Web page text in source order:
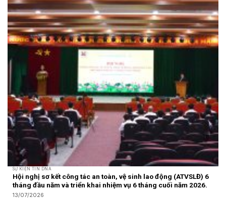
SỰ KIỆN TIN DNA
Hội nghị sơ kết công tác an toàn, vệ sinh lao động (ATVSLĐ) 6
tháng đầu năm và triển khai nhiệm vụ 6 tháng cuối năm 2026.
13/07/2026